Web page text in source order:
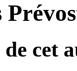
cet